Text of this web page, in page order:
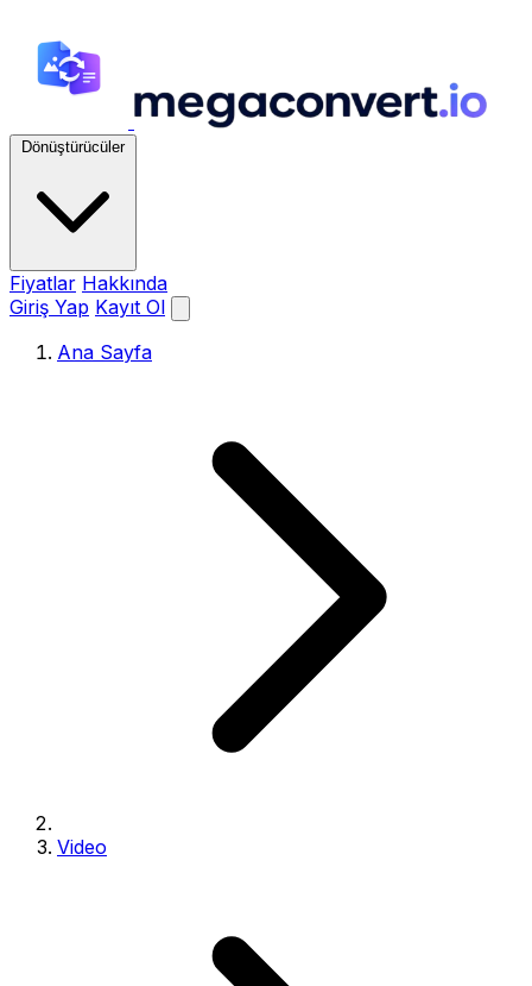
Dönüştürücüler
Fiyatlar Hakkında
Giriş Yap Kayıt Ol
Ana Sayfa
Video